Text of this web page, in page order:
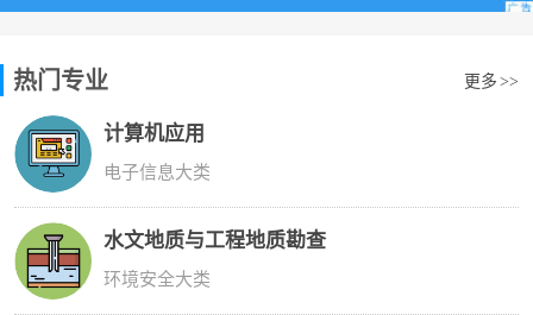
热门专业 更多 >>
计算机应用
电子信息大类
水文地质与工程地质勘查
环境安全大类